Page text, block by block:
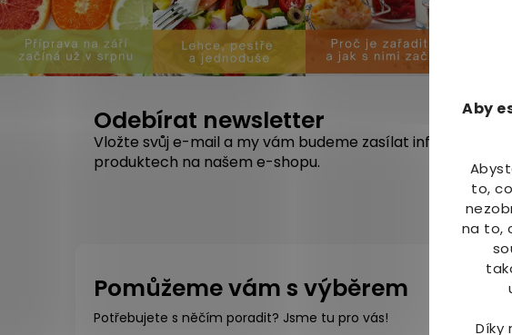
Aby
to,
na to,
Díky
Odebírat newsletter
Vložte svůj e-mail a my vám budeme zasílat informace o
produktech na našem e-shopu.
Pomůžeme vám s výběrem
Potřebujete s něčím poradit? Jsme tu pro vás!